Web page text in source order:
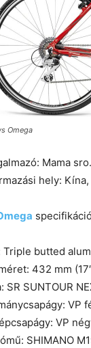
Omega
Mama
hely:
Triple butted
432 mm
SR SUNTOUR
VP
VP
SHIMANO